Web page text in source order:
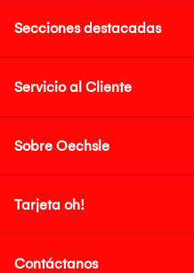
Secciones destacadas
Servicio al Cliente
Sobre Oechsle
Tarjeta oh!
Contáctanos